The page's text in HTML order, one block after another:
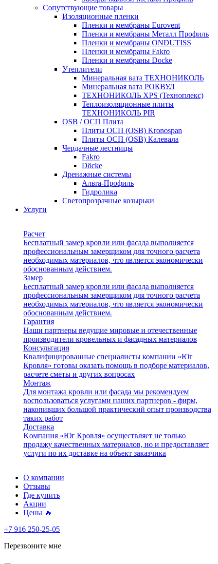
Сопутствующие товары
Изоляционные пленки
Пленки и мембраны Eurovent
Пленки и мембраны Металл Профиль
Пленки и мембраны ONDUTISS
Пленки и мембраны Fakro
Пленки и мембраны Docke
Утеплители
Минеральная вата ТЕХНОНИКОЛЬ
Минеральная вата РОКВУЛ
ТЕХНОНИКОЛЬ XPS (Техноплекс)
Теплоизоляционные плиты
ТЕХНОНИКОЛЬ PIR
OSB / ОСП Плита
Плиты ОСП (OSB) Kronospan
Плиты ОСП (OSB) Калевала
Чердачные лестницы
Fakro
Döcke
Дренажные системы
Альта-Профиль
Гидролика
Светопрозрачные козырьки
Услуги
Расчет
Бесплатный замер кровли или фасада выполняется
профессиональным замерщиком для точного расчета
необходимых материалов, что является экономически
обоснованным действием.
Замер
Бесплатный замер кровли или фасада выполняется
профессиональным замерщиком для точного расчета
необходимых материалов, что является экономически
обоснованным действием.
Гарантия
Наши партнеры ведущие мировые и отечественные
производители кровельных и фасадных материалов
Консультация
Квалифицированные специалисты компании «Юг
Кровля» готовы оказать помощь в подборе материалов,
расчете сметы и других вопросах
Монтаж
Для монтажа кровли или фасада мы рекомендуем
воспользоваться услугами наших партнеров - фирм,
накопивших большой практический опыт производства
таких работ
Доставка
Kомпания «Юг Кровля» осуществляет не только
продажу качественных материалов, но и предоставляет
услуги по их доставке на объект заказчика
О компании
Отзывы
Где купить
Акции
Цены 🔥
+7 916 250-25-05
Перезвоните мне